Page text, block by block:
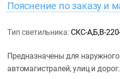
Пояснение по заказу и
Тип светильника: СКС-А,Б,В-
Предназначены для
автомагистралей, улиц и дорог.